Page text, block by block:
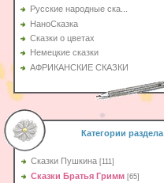
Русские народные ска...
НаноСказка
Сказки о цветах
Немецкие сказки
АФРИКАНСКИЕ СКАЗКИ
Категории раздела
Сказки Пушкина [111]
Сказки Братья Гримм [65]